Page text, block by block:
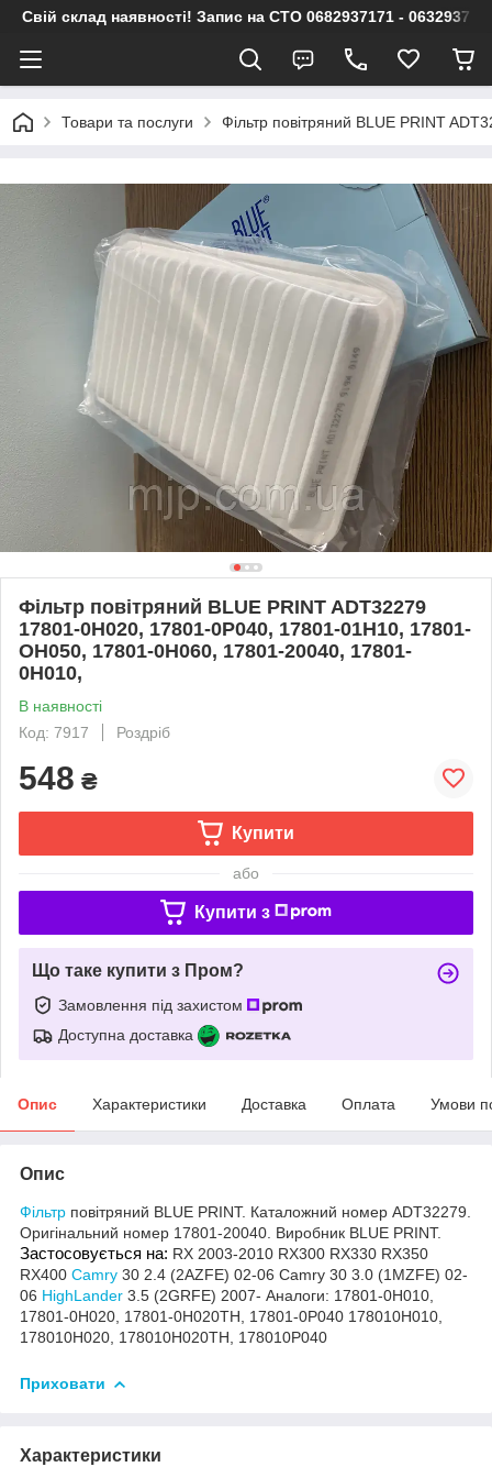
Свій склад наявності! Запис на СТО 0682937171 -
Товари та послуги Фільтр повітряний BLUE PRINT
Фільтр повітряний BLUE PRINT ADT32279
17801-0H020, 17801-0P040, 17801-01H10, 17801-
OH050, 17801-0H060, 17801-20040, 17801-
0H010,
В наявності
Код: 7917
Роздріб
548 ₴
Купити
або
Купити з
Що таке купити з Пром?
Замовлення під захистом
Доступна доставка
Опис Характеристики Доставка Оплата Умови
Опис
Фільтр повітряний BLUE PRINT. Каталожний номер ADT32279.
Оригінальний номер 17801-20040. Виробник BLUE PRINT.
Застосовується на: RX 2003-2010 RX300 RX330 RX350
RX400 Camry 30 2.4 (2AZFE) 02-06 Camry 30 3.0 (1MZFE) 02-
06 HighLander 3.5 (2GRFE) 2007- Аналоги: 17801-0H010,
17801-0H020, 17801-0H020TH, 17801-0P040 178010H010,
178010H020, 178010H020TH, 178010P040
Приховати
Характеристики